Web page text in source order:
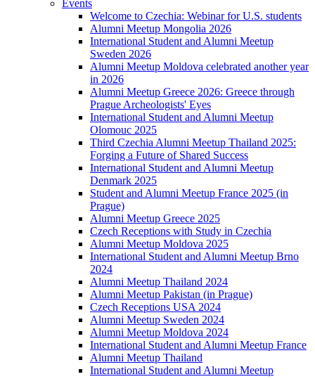
Events
Welcome to Czechia: Webinar for U.S. students
Alumni Meetup Mongolia 2026
International Student and Alumni Meetup
Sweden 2026
Alumni Meetup Moldova celebrated another year
in 2026
Alumni Meetup Greece 2026: Greece through
Prague Archeologists' Eyes
International Student and Alumni Meetup
Olomouc 2025
Third Czechia Alumni Meetup Thailand 2025:
Forging a Future of Shared Success
International Student and Alumni Meetup
Denmark 2025
Student and Alumni Meetup France 2025 (in
Prague)
Alumni Meetup Greece 2025
Czech Receptions with Study in Czechia
Alumni Meetup Moldova 2025
International Student and Alumni Meetup Brno
2024
Alumni Meetup Thailand 2024
Alumni Meetup Pakistan (in Prague)
Czech Receptions USA 2024
Alumni Meetup Sweden 2024
Alumni Meetup Moldova 2024
International Student and Alumni Meetup France
Alumni Meetup Thailand
International Student and Alumni Meetup